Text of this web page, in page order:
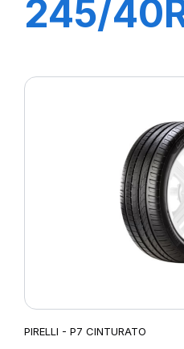
245/
PIRELLI - P7 CINTURATO